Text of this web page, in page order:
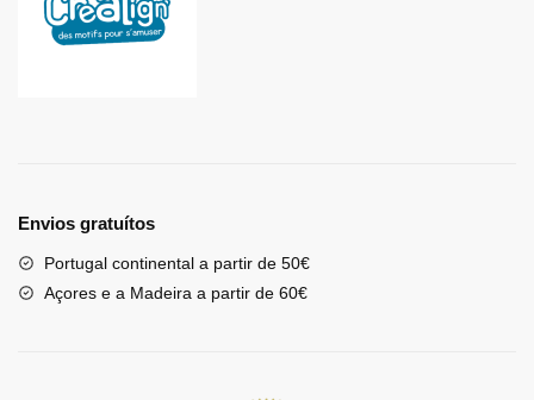
Envios gratuítos
Portugal continental a partir de 50€
Açores e a Madeira a partir de 60€